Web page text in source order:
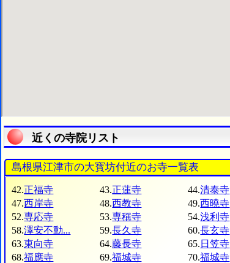
近くの寺院リスト
島根県江津市の大寳坊付近のお寺一覧表
42.正福寺 43.正蓮寺 44.清泰寺
47.西岸寺 48.西教寺 49.西曉寺
52.専応寺 53.専稱寺 54.浅利寺
58.澤安不動... 59.長久寺 60.長玄寺
63.東向寺 64.藤長寺 65. 日笠寺
68.福應寺 69.福城寺 70.福城寺